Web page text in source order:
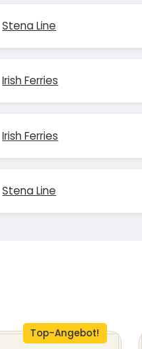
Stena Line
Irish Ferries
Irish Ferries
Stena Line
Top-Angebot!